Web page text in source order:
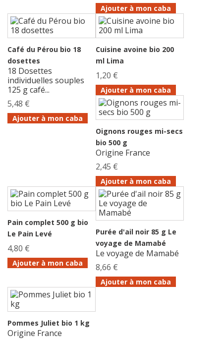
Ajouter à mon caba
Café du Pérou bio 18
dosettes
18 Dosettes
individuelles souples
125 g café...
5,48 €
Ajouter à mon caba
Cuisine avoine bio 200
ml Lima
1,20 €
Ajouter à mon caba
Oignons rouges mi-secs
bio 500 g
Origine France
2,45 €
Ajouter à mon caba
Pain complet 500 g bio
Le Pain Levé
4,80 €
Ajouter à mon caba
Purée d'ail noir 85 g Le
voyage de Mamabé
Le voyage de Mamabé
8,66 €
Ajouter à mon caba
Pommes Juliet bio 1 kg
Origine France